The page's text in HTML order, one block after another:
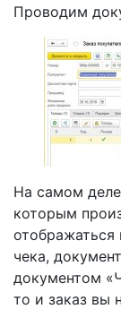
Проводим
На самом
которым
отображаться
чека,
документом
то и заказ вы